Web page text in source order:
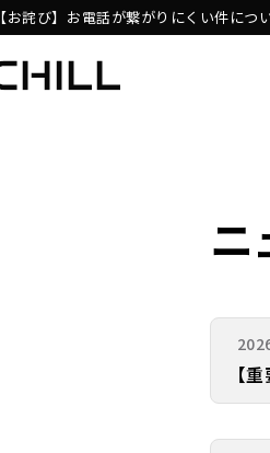
【お詫び】お電話が繋がりにくい件につ
ニ
【